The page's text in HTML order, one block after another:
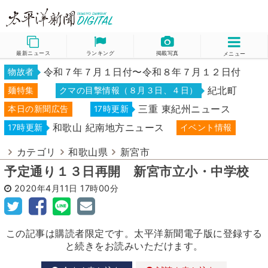
最新ニュース ランキング 掲載写真 メニュー
物故者 令和７年７月１日付〜令和８年７月１２日付
麺特集 クマの目撃情報（８月３日、４日） 紀北町
本日の新聞広告 17時更新 三重 東紀州ニュース
17時更新 和歌山 紀南地方ニュース イベント情報
カテゴリ 和歌山県 新宮市
予定通り１３日再開 新宮市立小・中学校
2020年4月11日 17時00分
この記事は購読者限定です。太平洋新聞電子版に登録する
と続きをお読みいただけます。